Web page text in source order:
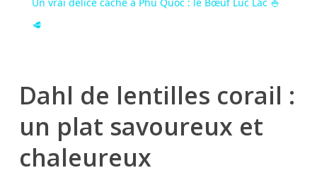
Un vrai délice caché à Phu Quoc : le Bœuf Lúc Lắc 🍚
🥩
Dahl de lentilles corail :
un plat savoureux et
chaleureux